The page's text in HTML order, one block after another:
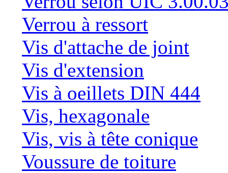
Verrou à ressort
Vis d'attache de joint
Vis d'extension
Vis à oeillets DIN 444
Vis, hexagonale
Vis, vis à tête conique
Voussure de toiture